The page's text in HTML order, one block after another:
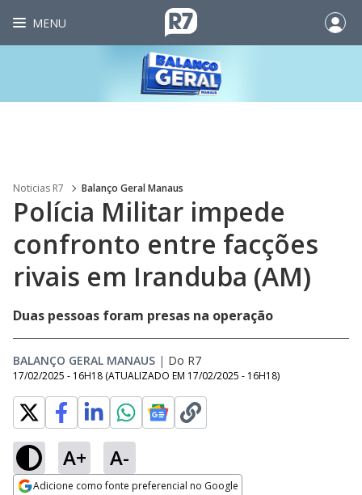
MENU
Noticias R7 Balanço Geral Manaus
Polícia Militar impede
confronto entre facções
rivais em Iranduba (AM)
Duas pessoas foram presas na operação
BALANÇO GERAL MANAUS | Do R7
17/02/2025 - 16H18 (ATUALIZADO EM 17/02/2025 - 16H18)
A+ A-
Adicione como fonte preferencial no Google